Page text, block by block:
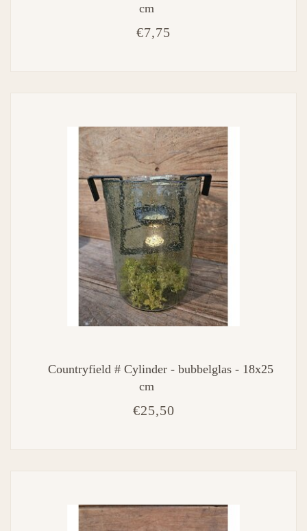
cm
€7,75
Countryfield # Cylinder - bubbelglas - 18x25
cm
€25,50